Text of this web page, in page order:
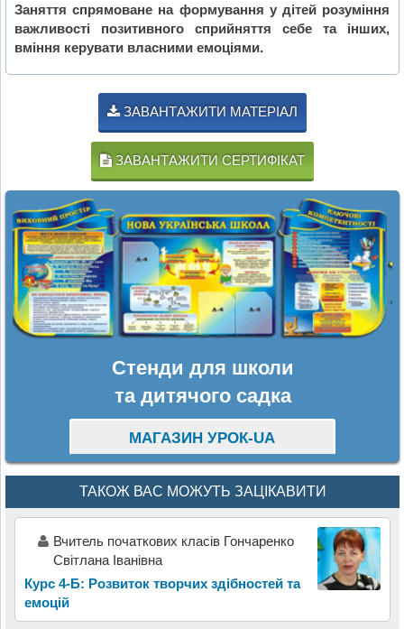
Заняття спрямоване на формування у дітей розуміння
важливості позитивного сприйняття себе та інших,
вміння керувати власними емоціями.
ЗАВАНТАЖИТИ МАТЕРІАЛ
ЗАВАНТАЖИТИ СЕРТИФІКАТ
Стенди для школи
та дитячого садка
МАГАЗИН УРОК-UA
ТАКОЖ ВАС МОЖУТЬ ЗАЦІКАВИТИ
Вчитель початкових класів Гончаренко
Світлана Іванівна
Курс 4-Б: Розвиток творчих здібностей та
емоцій